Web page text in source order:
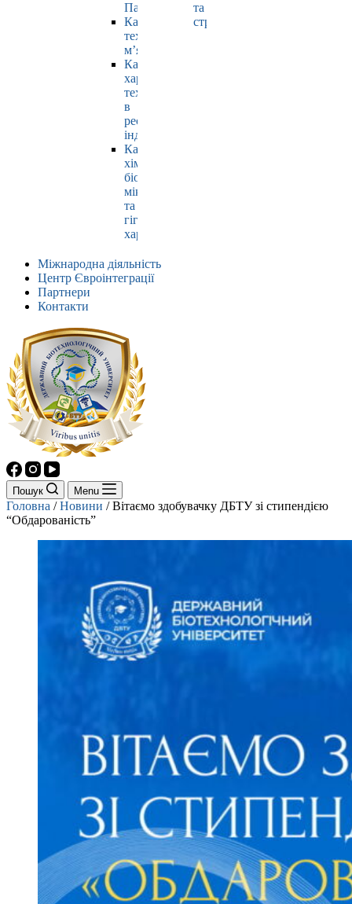
Павлюк
Кафедра
технології
м’яса
Кафедра
харчових
технологій
в
ресторанній
індустрії
Кафедра
хімії,
біохімії,
мікробіології
та
гігієни
харчування
та
страхування
Міжнародна діяльність
Центр Євроінтеграції
Партнери
Контакти
Пошук Menu
Головна /Новини /Вітаємо здобувачку ДБТУ зі стипендією
“Обдарованість”